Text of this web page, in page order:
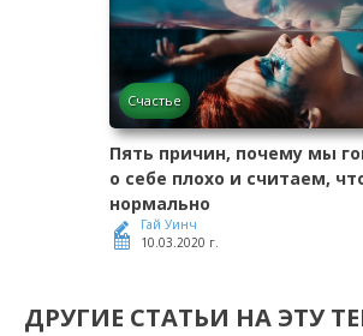
Счастье
Пять причин, почему мы
о себе плохо и считаем,
нормально
Гай Уинч
10.03.2020 г.
ДРУГИЕ СТАТЬИ НА ЭТУ